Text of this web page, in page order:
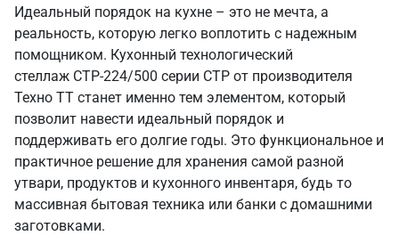
Идеальный порядок на кухне – это не мечта, а
реальность, которую легко воплотить с надежным
помощником. Кухонный технологический
стеллаж СТР-224/500 серии СТР от производителя
Техно ТТ станет именно тем элементом, который
позволит навести идеальный порядок и
поддерживать его долгие годы. Это функциональное и
практичное решение для хранения самой разной
утвари, продуктов и кухонного инвентаря, будь то
массивная бытовая техника или банки с домашними
заготовками.